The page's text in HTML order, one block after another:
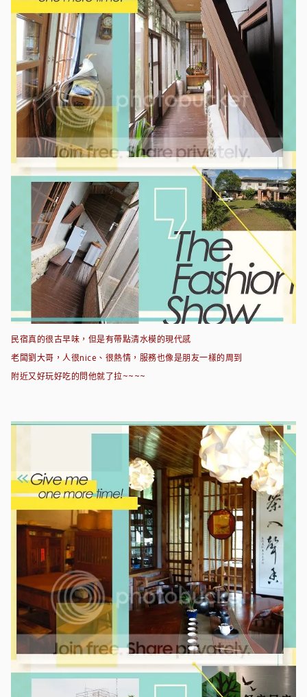
民宿真的很古早味，但是有帶點清水模的現代感
老闆劉大哥，人很nice、很熱情，服務也像是朋友一樣的周到
附近又好玩好吃的問他就了拉~~~~